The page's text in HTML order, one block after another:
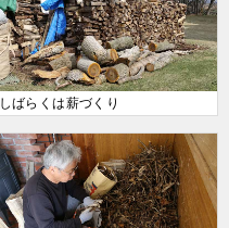
しばらくは薪づくり